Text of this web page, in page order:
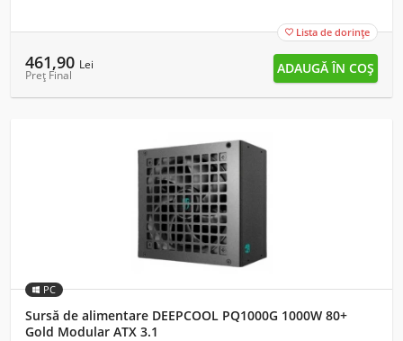
 Lista de dorințe
461,90 Lei
Preț Final
PC
Sursă de alimentare DEEPCOOL PQ1000G 1000W 80+
Gold Modular ATX 3.1